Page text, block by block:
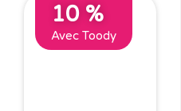
10 %
Avec Toody